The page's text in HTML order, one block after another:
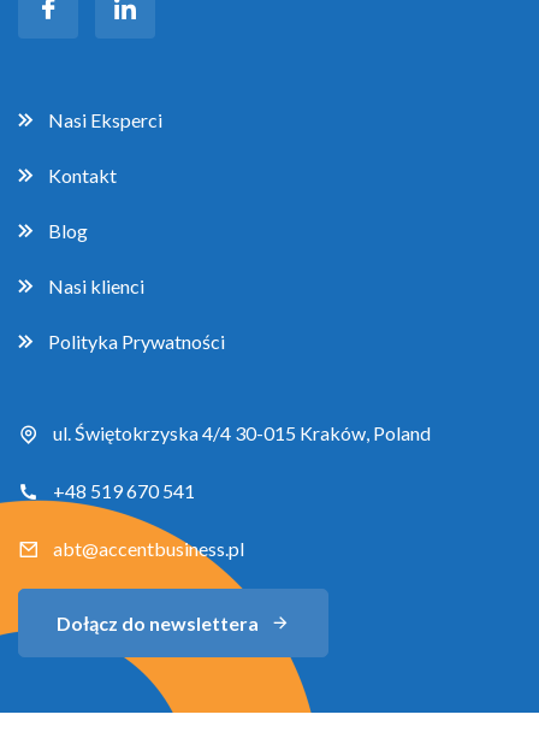
Nasi Eksperci
Kontakt
Blog
Nasi klienci
Polityka Prywatności
ul. Świętokrzyska 4/4 30-015 Kraków, Poland
+48 519 670 541
abt@accentbusiness.pl
Dołącz do newslettera